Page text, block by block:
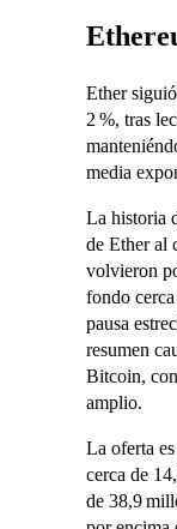
Ether
2 %, tras
media
La historia
de Ether al
volvieron
fondo
pausa
resumen
Bitcoin,
amplio.
La oferta
cerca de
de 38,9